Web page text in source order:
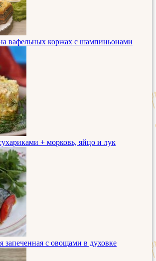
вафельных коржах с шампиньонами
+ морковь, яйцо и лук
запеченная с овощами в духовке